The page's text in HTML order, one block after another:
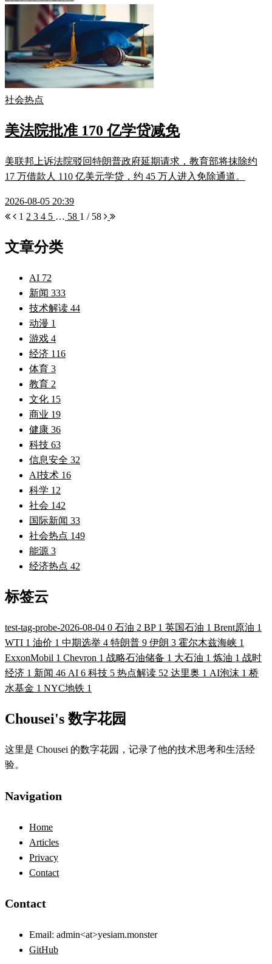
社会热点
美法院批准 170 亿学贷减免
美联邦上诉法院驳回特朗普政府延期请求，教育部将抹除约
17 万借款人 110 亿美元学贷，约 45 万人进入免除通道。
2026-08-05 20:39
1 2 3 4 5 … 58 1 / 58
文章分类
AI 72
新闻 333
技术解读 44
动漫 1
游戏 4
经济 116
体育 3
教育 2
文化 15
商业 19
健康 36
科技 63
信息安全 32
AI技术 16
科学 12
社会 142
国际新闻 33
社会热点 149
能源 3
经济热点 42
标签云
test-tag-probe-2026-08-04 0 石油 2 BP 1 英国石油 1 Brent原油 1
WTI 1 油价 1 中期选举 4 特朗普 9 伊朗 3 霍尔木兹海峡 1
ExxonMobil 1 Chevron 1 战略石油储备 1 大石油 1 炼油 1 战时
经济 1 新闻 46 AI 6 科技 5 热点解读 52 达里奥 1 AI泡沫 1 桥
水基金 1 NYC地铁 1
Chousei's 数字花园
这里是 Chousei 的数字花园，记录了他的技术思考和生活经
验。
Navigation
Home
Articles
Privacy
Contact
Contact
Email: admin<at>yesiam.monster
GitHub